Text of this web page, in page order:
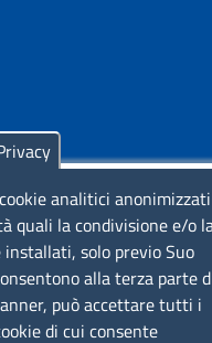
analitici
quali la condivisione e/o
solo previo Suo
alla terza parte
può accettare tutti i
di cui consente